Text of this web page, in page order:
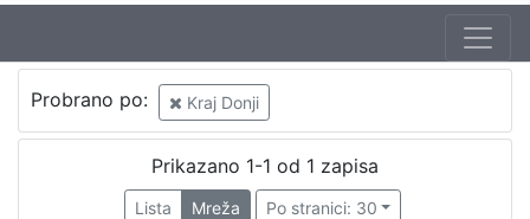
Probrano po: Kraj Donji
Prikazano 1-1 od 1 zapisa
Lista Mreža
Po stranici: 30